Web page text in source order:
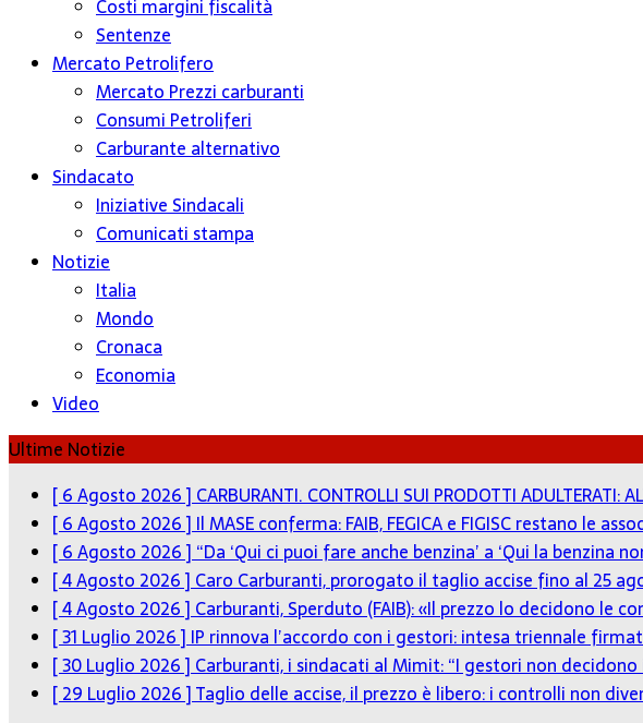
Costi margini fiscalità
Sentenze
Mercato Petrolifero
Mercato Prezzi carburanti
Consumi Petroliferi
Carburante alternativo
Sindacato
Iniziative Sindacali
Comunicati stampa
Notizie
Italia
Mondo
Cronaca
Economia
Video
Ultime Notizie
[ 6 Agosto 2026 ] CARBURANTI. CONTROLLI SUI PRODOTTI ADULTERATI:
[ 6 Agosto 2026 ] Il MASE conferma: FAIB, FEGICA e FIGISC restano le
[ 6 Agosto 2026 ] “Da ‘Qui ci puoi fare anche benzina’ a ‘Qui la benzina
[ 4 Agosto 2026 ] Caro Carburanti, prorogato il taglio accise fino al 25
[ 4 Agosto 2026 ] Carburanti, Sperduto (FAIB): «Il prezzo lo decidono le
[ 31 Luglio 2026 ] IP rinnova l’accordo con i gestori: intesa triennale
[ 30 Luglio 2026 ] Carburanti, i sindacati al Mimit: “I gestori non
[ 29 Luglio 2026 ]Taglio delle accise, il prezzo è libero: i controlli non